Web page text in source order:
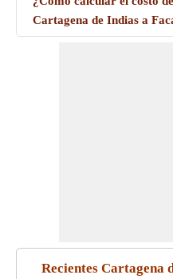
Cartagena de Indias a
Recientes Cartagena